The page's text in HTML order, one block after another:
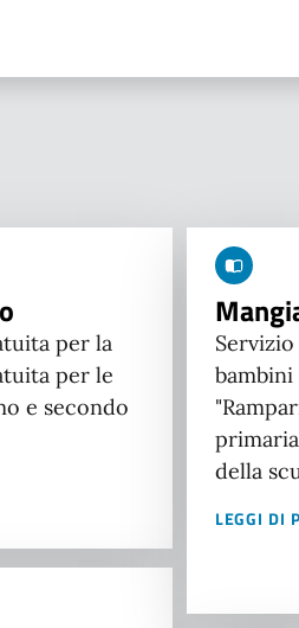
per la
per le
e secondo
della
LEGGI DI